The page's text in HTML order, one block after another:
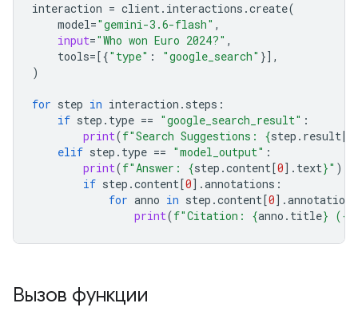
interaction = client. interactions .create(
model="gemini-3.6-flash" ,
input="Who won Euro 2024?" ,
tools=[{"type" : "google_search" }],
)
for step in interaction . steps :
if step . type == "google_search_result" :
print(f"Search Suggestions: {step . result[
elif step . type == "model_output" :
print(f"Answer: {step .content[0] . text}" )
if step .content[0] .annotations :
for anno in step .content[0] .annotations
print(f"Citation: {anno . title} ({
Вызов функции